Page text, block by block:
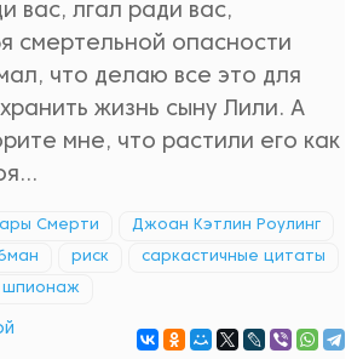
вас, лгал ради вас,
смертельной опасности
что делаю все это для
жизнь сыну Лили. А
мне, что растили его как
Смерти Джоан Кэтлин Роулинг
риск саркастичные цитаты
шпионаж